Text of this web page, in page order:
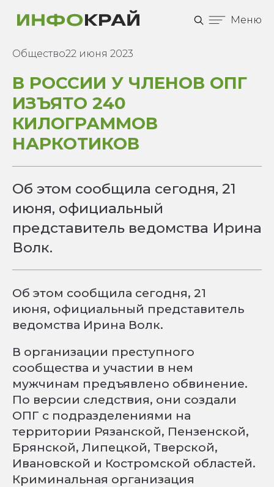
Меню
Общество22 июня 2023
В РОССИИ У ЧЛЕНОВ ОПГ
ИЗЪЯТО 240
КИЛОГРАММОВ
НАРКОТИКОВ
Об этом сообщила сегодня, 21
июня, официальный
представитель ведомства Ирина
Волк.
Об этом сообщила сегодня, 21
июня, официальный представитель
ведомства Ирина Волк.
В организации преступного
сообщества и участии в нем
мужчинам предъявлено обвинение.
По версии следствия, они создали
ОПГ с подразделениями на
территории Рязанской, Пензенской,
Брянской, Липецкой, Тверской,
Ивановской и Костромской областей.
Криминальная организация